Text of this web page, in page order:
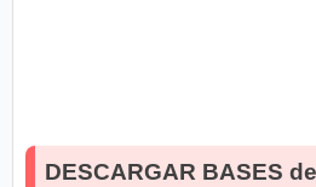
DESCARGAR BASES